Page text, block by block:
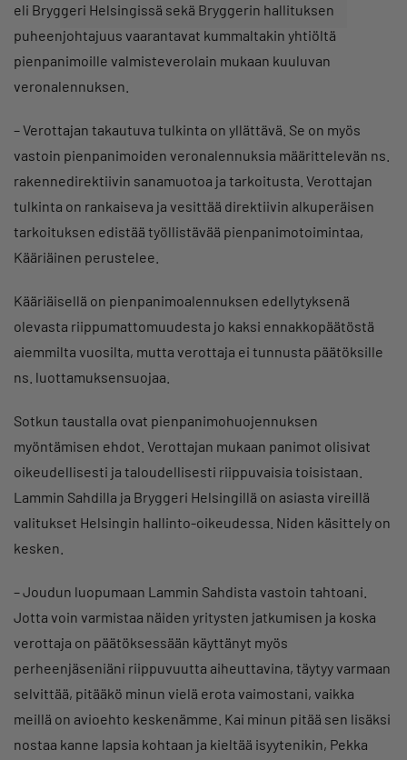
eli Bryggeri Helsingissä sekä Bryggerin hallituksen
puheenjohtajuus vaarantavat kummaltakin yhtiöltä
pienpanimoille valmisteverolain mukaan kuuluvan
veronalennuksen.
– Verottajan takautuva tulkinta on yllättävä. Se on myös
vastoin pienpanimoiden veronalennuksia määrittelevän ns.
rakennedirektiivin sanamuotoa ja tarkoitusta. Verottajan
tulkinta on rankaiseva ja vesittää direktiivin alkuperäisen
tarkoituksen edistää työllistävää pienpanimotoimintaa,
Kääriäinen perustelee.
Kääriäisellä on pienpanimoalennuksen edellytyksenä
olevasta riippumattomuudesta jo kaksi ennakkopäätöstä
aiemmilta vuosilta, mutta verottaja ei tunnusta päätöksille
ns. luottamuksensuojaa.
Sotkun taustalla ovat pienpanimohuojennuksen
myöntämisen ehdot. Verottajan mukaan panimot olisivat
oikeudellisesti ja taloudellisesti riippuvaisia toisistaan.
Lammin Sahdilla ja Bryggeri Helsingillä on asiasta vireillä
valitukset Helsingin hallinto-oikeudessa. Niden käsittely on
kesken.
– Joudun luopumaan Lammin Sahdista vastoin tahtoani.
Jotta voin varmistaa näiden yritysten jatkumisen ja koska
verottaja on päätöksessään käyttänyt myös
perheenjäseniäni riippuvuutta aiheuttavina, täytyy varmaan
selvittää, pitääkö minun vielä erota vaimostani, vaikka
meillä on avioehto keskenämme. Kai minun pitää sen lisäksi
nostaa kanne lapsia kohtaan ja kieltää isyytenikin, Pekka